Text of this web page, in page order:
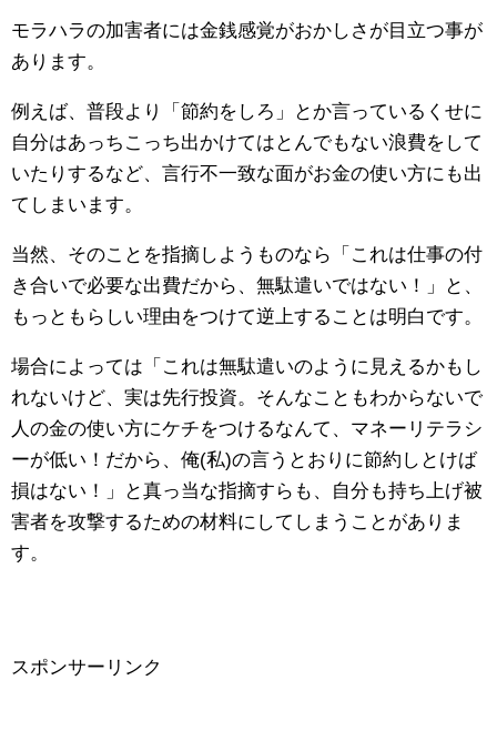
モラハラの加害者には金銭感覚がおかしさが目立つ事が
あります。
例えば、普段より「節約をしろ」とか言っているくせに
自分はあっちこっち出かけてはとんでもない浪費をして
いたりするなど、言行不一致な面がお金の使い方にも出
てしまいます。
当然、そのことを指摘しようものなら「これは仕事の付
き合いで必要な出費だから、無駄遣いではない！」と、
もっともらしい理由をつけて逆上することは明白です。
場合によっては「これは無駄遣いのように見えるかもし
れないけど、実は先行投資。そんなこともわからないで
人の金の使い方にケチをつけるなんて、マネーリテラシ
ーが低い！だから、俺(私)の言うとおりに節約しとけば
損はない！」と真っ当な指摘すらも、自分も持ち上げ被
害者を攻撃するための材料にしてしまうことがありま
す。
スポンサーリンク